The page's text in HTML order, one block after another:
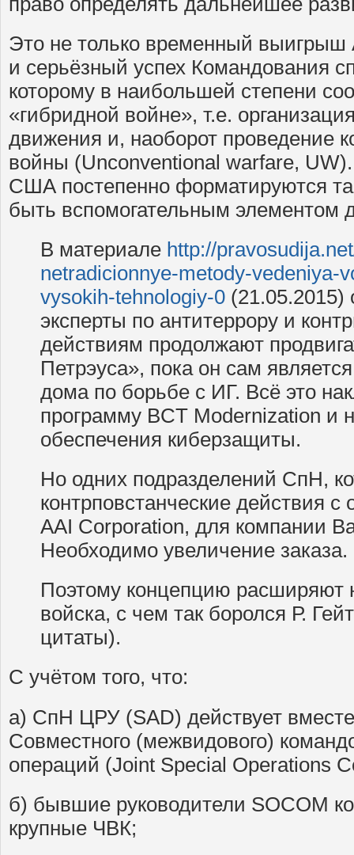
Это не только временный
и серьёзный успех Командования
которому в наибольшей степени
«гибридной войне», т.е.
движения и, наоборот проведение
войны (Unconventional warfare,
США постепенно форматируются
быть вспомогательным элементом
В материале http://
netradicionnye-metody-vedeniya-
vysokih-tehnologiy-0 (21.05.2015)
эксперты по антитеррору и
действиям продолжают
Петрэуса», пока он сам
дома по борьбе с ИГ. Всё это
программу BCT Modernization и
обеспечения киберзащиты.
Но одних подразделений СпН,
контрповстанческие действия с
AAI Corporation, для компании
Необходимо увеличение заказа.
Поэтому концепцию расширяют
войска, с чем так боролся Р.
цитаты).
С учётом того, что:
а) СпН ЦРУ (SAD) действует
Совместного (межвидового)
операций (Joint Special Operations
б) бывшие руководители SOCOM
крупные ЧВК;